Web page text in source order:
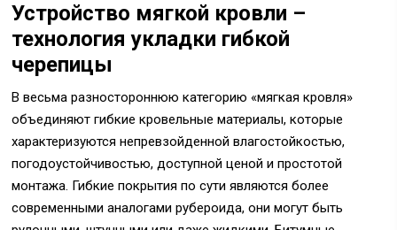
Устройство мягкой кровли –
технология укладки гибкой
черепицы
В весьма разностороннюю категорию «мягкая кровля»
объединяют гибкие кровельные материалы, которые
характеризуются непревзойденной влагостойкостью,
погодоустойчивостью, доступной ценой и простотой
монтажа. Гибкие покрытия по сути являются более
современными аналогами рубероида, они могут быть